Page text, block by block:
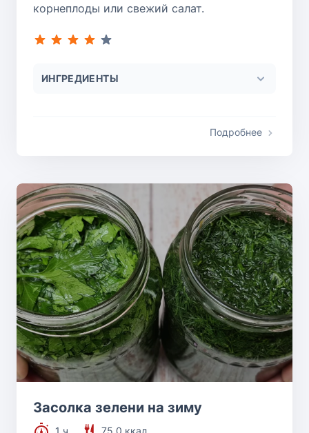
корнеплоды или свежий салат.
ИНГРЕДИЕНТЫ
Подробнее
Засолка зелени на зиму